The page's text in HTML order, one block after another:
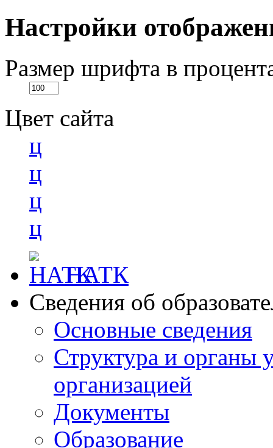
Настройки
Размер шрифта в
Цвет сайта
ц
ц
ц
ц
НАТК
Сведения об
Основные сведения
Структура и органы
организацией
Документы
Образование